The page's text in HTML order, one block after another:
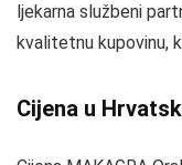
ljekarna službeni
kvalitetnu kupovinu,
Cijena u